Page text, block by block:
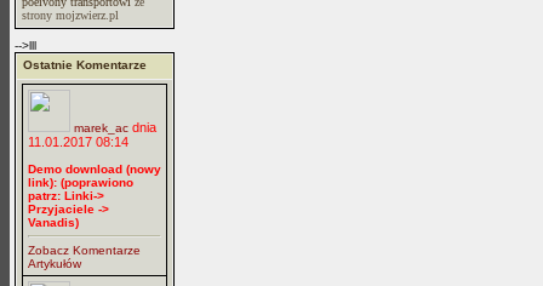
strony mojzwierz.pl
-->lll
Ostatnie Komentarze
marek_ac dnia
11.01.2017 08:14
Demo download (nowy
link): (poprawiono
patrz: Linki->
Przyjaciele ->
Vanadis)
Zobacz Komentarze
Artykułów